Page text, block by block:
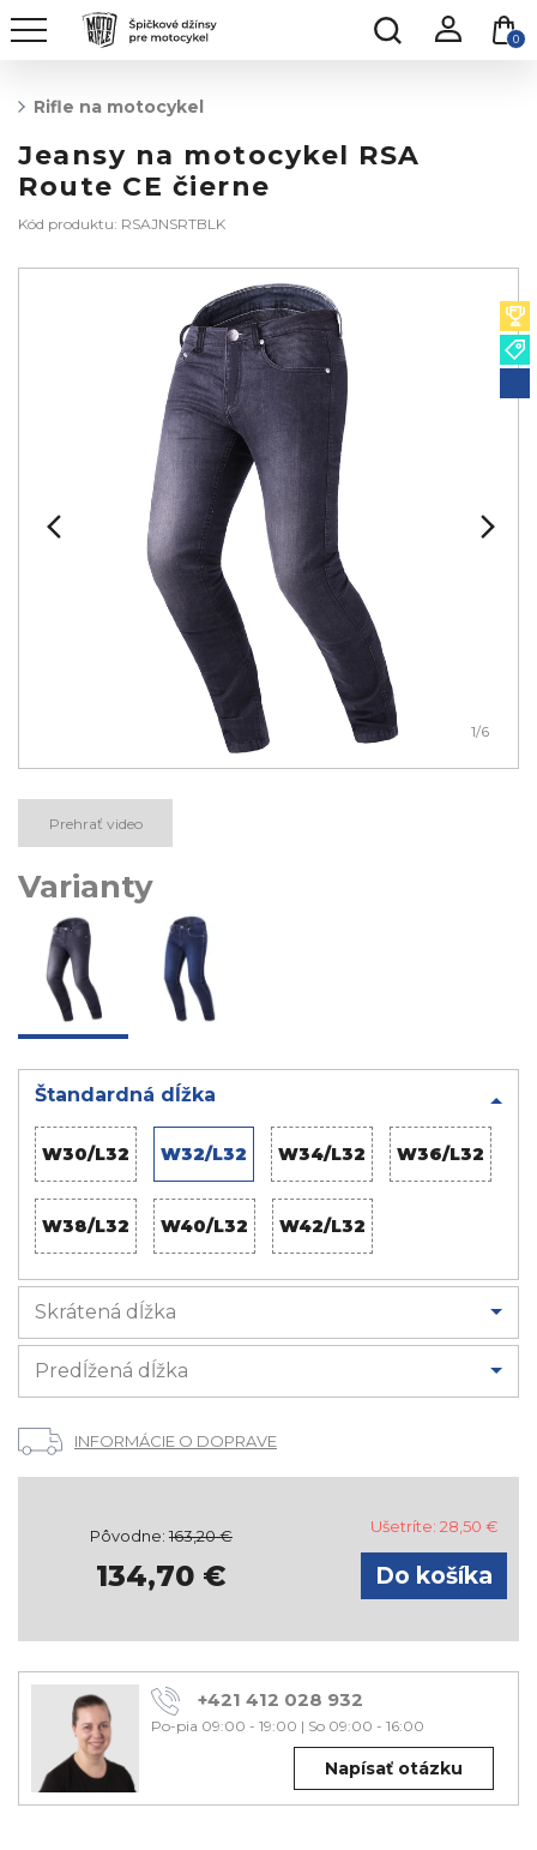
0
Rifle na motocykel
Jeansy na motocykel RSA
Route CE čierne
Kód produktu: RSAJNSRTBLK
1/6
Prehrať video
Varianty
Štandardná dĺžka
W30/L32 W32/L32 W34/L32 W36/L32
W38/L32 W40/L32 W42/L32
Skrátená dĺžka
Predĺžená dĺžka
INFORMÁCIE O DOPRAVE
Pôvodne: 163,20€
134,70 €
Ušetríte: 28,50 €
+421 412 028 932
Po-pia 09:00 - 19:00 | So 09:00 - 16:00
Napísať otázku